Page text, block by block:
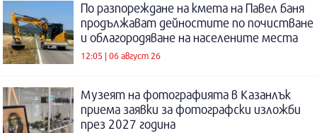
По разпореждане на кмета на Павел баня
продължават дейностите по почистване
и облагородяване на населените места
12:05 | 06 август 26
Музеят на фотографията в Казанлък
приема заявки за фотографски изложби
през 2027 година